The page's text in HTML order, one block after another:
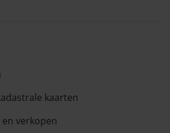
kaarten
verkopen